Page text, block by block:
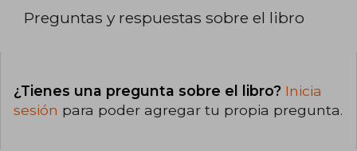
Preguntas y respuestas sobre el libro
¿Tienes una pregunta sobre el libro? Inicia
sesión para poder agregar tu propia pregunta.